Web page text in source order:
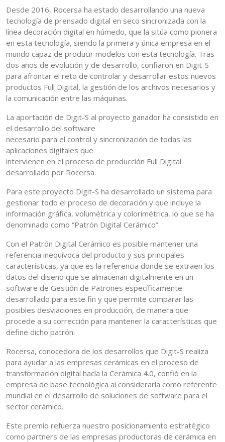
Desde 2016, Rocersa ha estado desarrollando una nueva
tecnología de prensado digital en seco sincronizada con la
línea decoración digital en húmedo, que la sitúa como pionera
en esta tecnología, siendo la primera y única empresa en el
mundo capaz de producir modelos con esta tecnología. Tras
dos años de evolución y de desarrollo, confiaron en Digit-S
para afrontar el reto de controlar y desarrollar estos nuevos
productos Full Digital, la gestión de los archivos necesarios y
la comunicación entre las máquinas.
La aportación de Digit-S al proyecto ganador ha consistido en
el desarrollo del software
necesario para el control y sincronización de todas las
aplicaciones digitales que
intervienen en el proceso de producción Full Digital
desarrollado por Rocersa.
Para este proyecto Digit-S ha desarrollado un sistema para
gestionar todo el proceso de decoración y que incluye la
información gráfica, volumétrica y colorimétrica, lo que se ha
denominado como “Patrón Digital Cerámico”.
Con el Patrón Digital Cerámico es posible mantener una
referencia inequívoca del producto y sus principales
características, ya que es la referencia donde se extraen los
datos del diseño que se almacenan digitalmente en un
software de Gestión de Patrones específicamente
desarrollado para este fin y que permite comparar las
posibles desviaciones en producción, de manera que
procede a su corrección para mantener la características que
define dicho patrón.
Rocersa, conocedora de los desarrollos que Digit-S realiza
para ayudar a las empresas cerámicas en el proceso de
transformación digital hacía la Cerámica 4.0, confió en la
empresa de base tecnológica al considerarla como referente
mundial en el desarrollo de soluciones de software para el
sector cerámico.
Este premio refuerza nuestro posicionamiento estratégico
como partners de las empresas productoras de cerámica en